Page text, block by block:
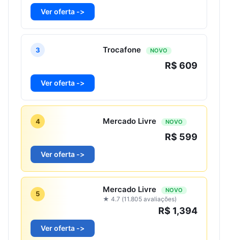
Ver oferta ->
3 Trocafone NOVO
R$ 609
Ver oferta ->
4 Mercado Livre NOVO
R$ 599
Ver oferta ->
5 Mercado Livre NOVO
★ 4.7 (11.805 avaliações)
R$ 1,394
Ver oferta ->